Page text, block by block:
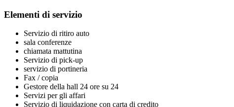
Elementi di servizio
Servizio di ritiro auto
sala conferenze
chiamata mattutina
Servizio di pick-up
servizio di portineria
Fax / copia
Gestore della hall 24 ore su 24
Servizi per gli affari
Servizio di liquidazione con carta di credito